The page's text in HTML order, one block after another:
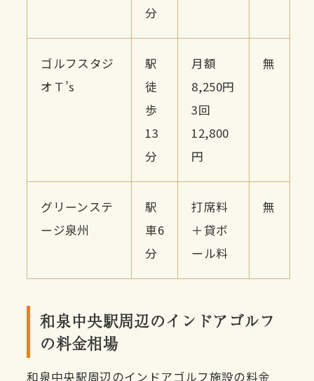
分
ゴルフスタジ
オＴ’s
駅
徒
歩
13
分
月額
8,250円
3回
12,800
円
無
グリーンステ
ージ泉州
駅
車6
分
打席料
＋貸ボ
ール料
無
和泉中央駅周辺のインドアゴルフ
の料金相場
和泉中央駅周辺のインドアゴルフ施設の料金